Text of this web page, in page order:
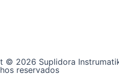
© 2026 Suplidora
reservados